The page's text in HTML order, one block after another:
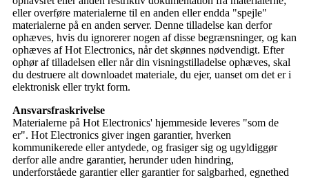
eller overføre materialerne til en anden eller endda "spejle"
materialerne på en anden server. Denne tilladelse kan derfor
ophæves, hvis du ignorerer nogen af ​​disse begrænsninger, og kan
ophæves af Hot Electronics, når det skønnes nødvendigt. Efter
ophør af tilladelsen eller når din visningstilladelse ophæves, skal
du destruere alt downloadet materiale, du ejer, uanset om det er i
elektronisk eller trykt form.
Ansvarsfraskrivelse
Materialerne på Hot Electronics' hjemmeside leveres "som de
er". Hot Electronics giver ingen garantier, hverken
kommunikerede eller antydede, og frasiger sig og ugyldiggør
derfor alle andre garantier, herunder uden hindring,
underforståede garantier eller garantier for salgbarhed, egnethed